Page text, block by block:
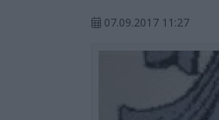
07.09.2017 11:27